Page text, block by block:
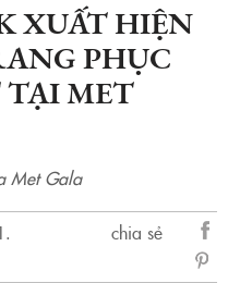
XUẤT HIỆN
PHỤC
MET
Met Gala
chia sẻ
sẻ